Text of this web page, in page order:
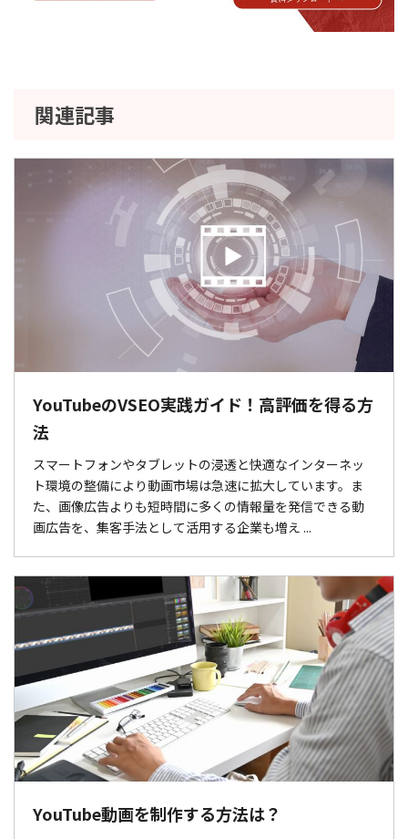
関連記事
YouTubeのVSEO実践ガイド！高評価を得る方
法
スマートフォンやタブレットの浸透と快適なインターネッ
ト環境の整備により動画市場は急速に拡大しています。ま
た、画像広告よりも短時間に多くの情報量を発信できる動
画広告を、集客手法として活用する企業も増え ...
YouTube動画を制作する方法は？